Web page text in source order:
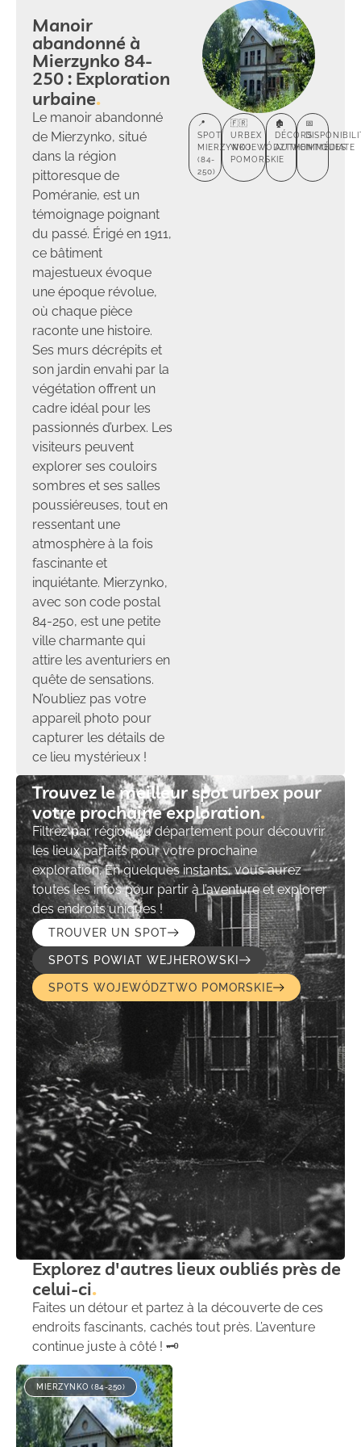
Manoir
abandonné à
Mierzynko 84-
250 : Exploration
urbaine
Le manoir abandonné
de Mierzynko, situé
dans la région
pittoresque de
Poméranie, est un
témoignage poignant
du passé. Érigé en 1911,
ce bâtiment
majestueux évoque
une époque révolue,
où chaque pièce
raconte une histoire.
Ses murs décrépits et
son jardin envahi par la
végétation offrent un
cadre idéal pour les
passionnés d’urbex. Les
visiteurs peuvent
explorer ses couloirs
sombres et ses salles
poussiéreuses, tout en
ressentant une
atmosphère à la fois
fascinante et
inquiétante. Mierzynko,
avec son code postal
84-250, est une petite
ville charmante qui
attire les aventuriers en
quête de sensations.
N’oubliez pas votre
appareil photo pour
capturer les détails de
ce lieu mystérieux !
📍
SPOT
MIERZYNKO
(84-
250)
🇫🇷
URBEX
WOJEWÓDZTWO
POMORSKIE
🏚️
DÉCORS
AUTHENTIQUES
📅
IMMÉDIATE
Trouvez le meilleur spot urbex pour
votre prochaine exploration​
Filtrez par région ou département pour découvrir
les lieux parfaits pour votre prochaine
exploration. En quelques instants, vous aurez
toutes les infos pour partir à l’aventure et explorer
des endroits uniques !
TROUVER UN SPOT
SPOTS POWIAT WEJHEROWSKI
SPOTS WOJEWÓDZTWO POMORSKIE
Explorez d'autres lieux oubliés près de
celui-ci
Faites un détour et partez à la découverte de ces
endroits fascinants, cachés tout près. L’aventure
continue juste à côté ! 🗝️
MIERZYNKO (84-250)